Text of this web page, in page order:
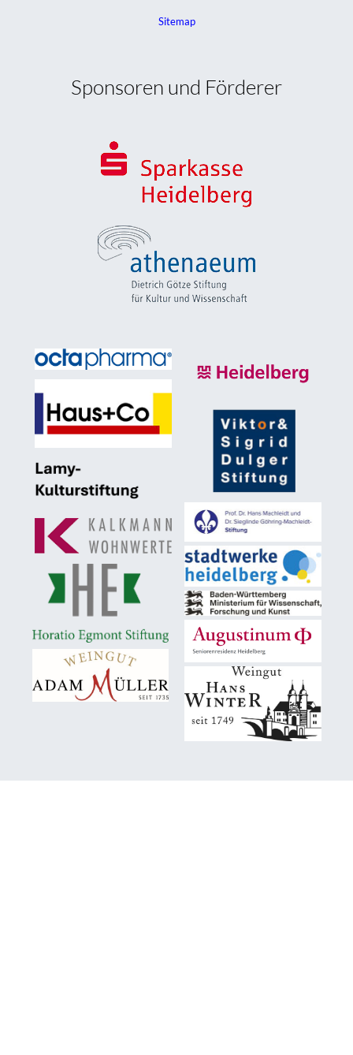
Sitemap
Sponsoren und Förderer